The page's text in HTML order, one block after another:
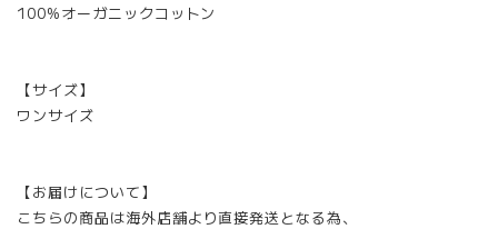
100%オーガニックコットン
【サイズ】
ワンサイズ
【お届けについて】
こちらの商品は海外店舗より直接発送となる為、